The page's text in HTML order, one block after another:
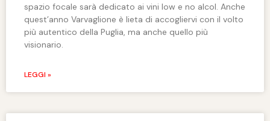
spazio focale sarà dedicato ai vini low e no alcol. Anche
quest’anno Varvaglione è lieta di accogliervi con il volto
più autentico della Puglia, ma anche quello più
visionario.
LEGGI »